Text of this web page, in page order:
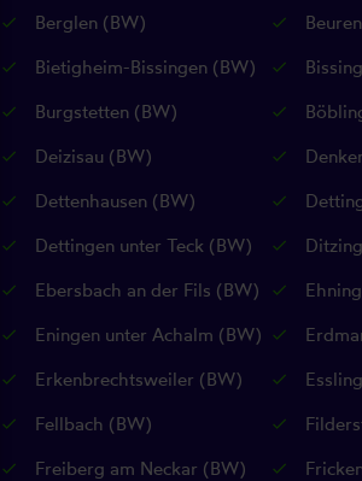
Berglen (BW)
Bietigheim-Bissingen (BW)
Burgstetten (BW)
Deizisau (BW)
Dettenhausen (BW)
Dettingen unter Teck (BW)
Ebersbach an der Fils (BW)
Eningen unter Achalm (BW)
Erkenbrechtsweiler (BW)
Fellbach (BW)
Freiberg am Neckar (BW)